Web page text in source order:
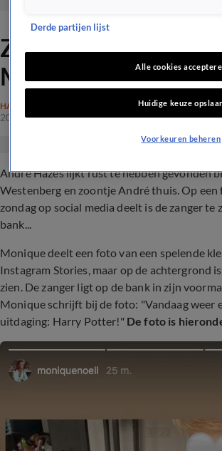
ZIEN: André rust
Monique
HAZES
20 mrt 2022, 16:00
André Hazes lijkt rust te hebben gevonden
Westenberg en zoontje André thuis. Op
zondag op social media deelt is de zanger te
bank...
Monique deelt een foto van een spelende
Instagram Stories, maar op de achtergrond
zien. De zanger ligt op de bank in zijn
Monique schrijft bij de foto: "Vandaag weer
uitdaging: Harry Potter!" De foto is
Derde partijen lijst
Alle cookies
Huidige keuze
Voorkeuren beheren